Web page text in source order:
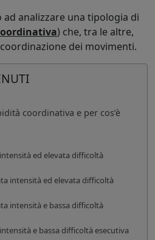
analizzare una tipologia di
) che, tra le altre,
dei movimenti.
coordinativa e per cos’è
ed elevata difficoltà
intensità ed elevata difficoltà
intensità e bassa difficoltà
e bassa difficoltà esecutiva